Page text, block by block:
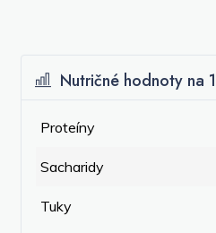
Nutričné hodnoty na
Proteíny
Sacharidy
Tuky